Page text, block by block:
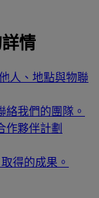
情
人、地點與物聯
絡我們的團隊。
作夥伴計劃
得的成果。